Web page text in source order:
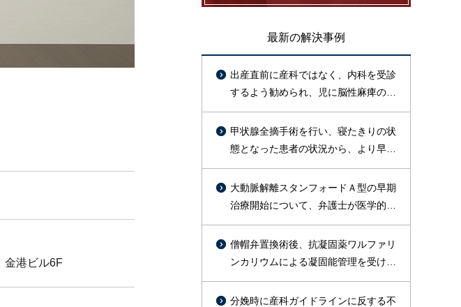
金港ビル6F
最新の解決事例
出産直前に産科ではなく、内科を受診
するよう勧められ、児に脳性麻痺の後
遺症が残った事案
甲状腺全摘手術を行い、寝たきりの状
態となった患者の状況から、より早期
に術後出血を疑った対応をすべきであ
ったと判断し訴外交渉を行い、約１億
円を支払う旨の合意が成立した事例
大動脈解離スタンフォードＡ型の早期
治療開始について、弁護士が医学的文
献の裏付けをもって主張し、総額約
1800万円で勝訴的和解が成立した事例
僧帽弁置換術後、抗凝固薬ワルファリ
ンカリウムによる凝固能管理を受けて
いた高齢患者が、皮膚疾患治療のため
セフェム系抗菌薬等の投与を受けたと
分娩時に産科ガイドラインに反する不